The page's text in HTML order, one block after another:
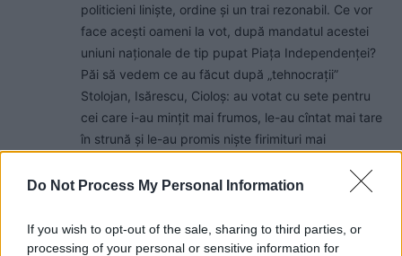
Do Not Process My Personal Information
If you wish to opt-out of the sale, sharing to third parties, or
processing of your personal or sensitive information for
politicieni liniște, ordine și un trai rezonabil. Ce vor
face acești oameni la vot, după mandatul acestei
uniuni naționale de tip pupat Piața Independenței?
Păi să vedem ce au făcut după „tehnocrații”
Stolojan, Isărescu, Cioloș: au votat cu sete pentru
cei care i-au mințit mai frumos, le-au cîntat mai tare
în strună și le-au promis niște firimituri mai
tribale din România (comparabilă cu cea din
Pakistan sau din Republica Sud-Africană) și să ne